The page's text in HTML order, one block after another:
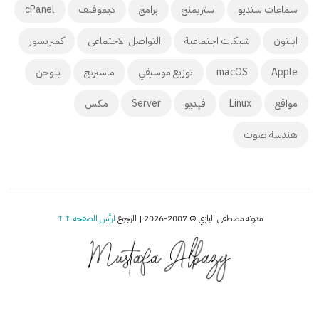
سماعات ستديو ستريمنج برامج ديموفنف cPanel
ابلتون شبكات اجتماعية التواصل الاجتماعي كمبريسور
Apple
macOS توزيع موسيقي ماسترنج بلوجن
مواقع Linux فيديو Server مكس
هندسة صوت
مدونة مصطفى البازي © 2007-2026 | الرجوع لرأس الصفحة ↑↑